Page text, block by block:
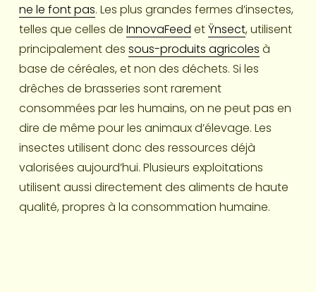
ne le font pas. Les plus grandes fermes d’insectes,
telles que celles de InnovaFeed et Ÿnsect, utilisent
principalement des sous-produits agricoles à
base de céréales, et non des déchets. Si les
drêches de brasseries sont rarement
consommées par les humains, on ne peut pas en
dire de même pour les animaux d’élevage. Les
insectes utilisent donc des ressources déjà
valorisées aujourd’hui. Plusieurs exploitations
utilisent aussi directement des aliments de haute
qualité, propres à la consommation humaine.